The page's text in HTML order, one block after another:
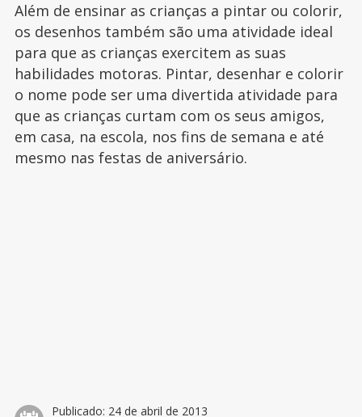
Além de ensinar as crianças a pintar ou colorir,
os desenhos também são uma atividade ideal
para que as crianças exercitem as suas
habilidades motoras. Pintar, desenhar e colorir
o nome pode ser uma divertida atividade para
que as crianças curtam com os seus amigos,
em casa, na escola, nos fins de semana e até
mesmo nas festas de aniversário.
Publicado: 24 de abril de 2013